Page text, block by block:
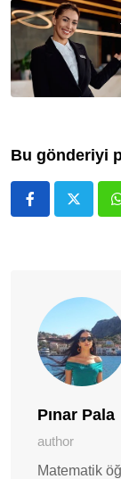
Bu gönderiyi
Pınar Pala
author
Matematik